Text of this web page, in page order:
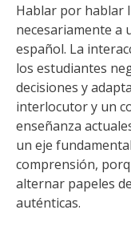
Hablar por hablar
necesariamente a
español. La
los estudiantes
decisiones y
interlocutor y un
enseñanza
un eje
comprensión,
alternar papeles
auténticas.